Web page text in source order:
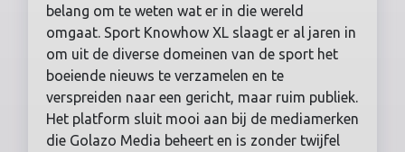
belang om te weten wat er in die wereld
omgaat. Sport Knowhow XL slaagt er al jaren in
om uit de diverse domeinen van de sport het
boeiende nieuws te verzamelen en te
verspreiden naar een gericht, maar ruim publiek.
Het platform sluit mooi aan bij de mediamerken
die Golazo Media beheert en is zonder twijfel